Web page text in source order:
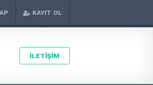
KAYIT OL
İLETİŞİM